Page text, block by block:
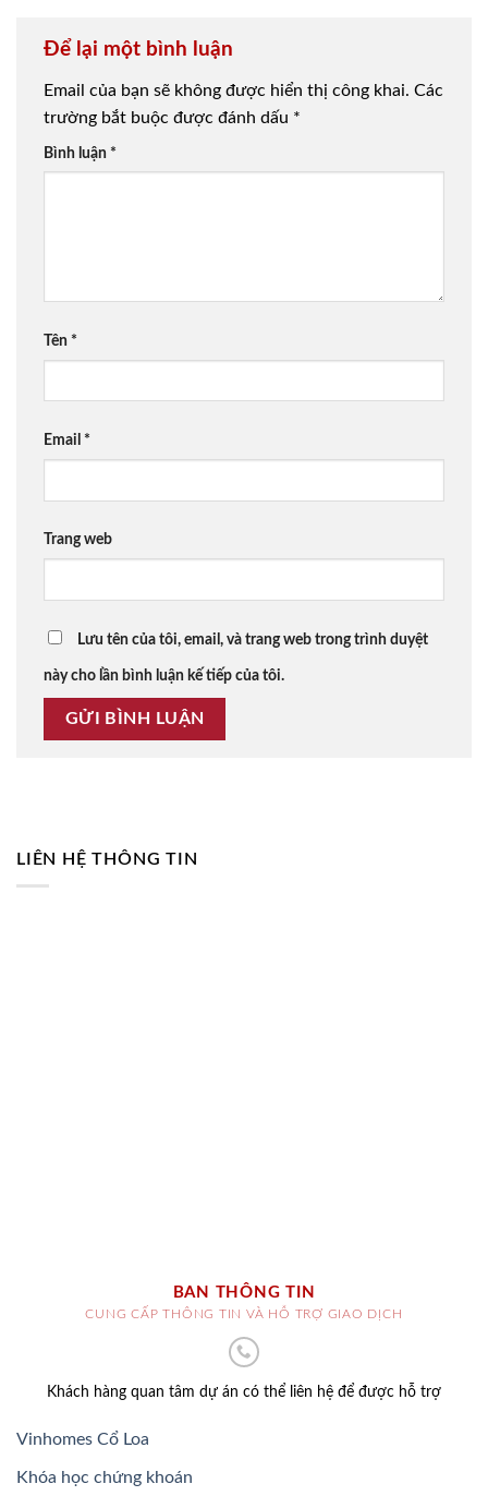
Để lại một bình luận
Email của bạn sẽ không được hiển thị công khai. Các
trường bắt buộc được đánh dấu *
Bình luận *
Tên *
Email *
Trang web
Lưu tên của tôi, email, và trang web trong trình duyệt
này cho lần bình luận kế tiếp của tôi.
LIÊN HỆ THÔNG TIN
BAN THÔNG TIN
CUNG CẤP THÔNG TIN VÀ HỖ TRỢ GIAO DỊCH
Khách hàng quan tâm dự án có thể liên hệ để được hỗ trợ
Vinhomes Cổ Loa
Khóa học chứng khoán